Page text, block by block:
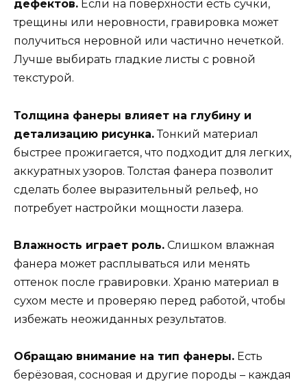
дефектов. Если на поверхности есть сучки,
трещины или неровности, гравировка может
получиться неровной или частично нечеткой.
Лучше выбирать гладкие листы с ровной
текстурой.
Толщина фанеры влияет на глубину и
детализацию рисунка.Тонкий материал
быстрее прожигается, что подходит для легких,
аккуратных узоров. Толстая фанера позволит
сделать более выразительный рельеф, но
потребует настройки мощности лазера.
Влажность играет роль. Слишком влажная
фанера может расплываться или менять
оттенок после гравировки. Храню материал в
сухом месте и проверяю перед работой, чтобы
избежать неожиданных результатов.
Обращаю внимание на тип фанеры. Есть
берёзовая, сосновая и другие породы – каждая